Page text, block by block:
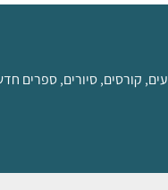
קורסים, סיורים, ספרים